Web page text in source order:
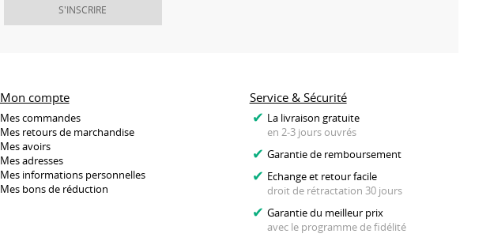
S'INSCRIRE
Service & Sécurité
La livraison gratuite
en 2-3 jours ouvrés
Garantie de remboursement
Echange et retour facile
droit de rétractation 30 jours
Garantie du meilleur prix
avec le programme de fidélité
Mon compte
Mes commandes
Mes retours de marchandise
Mes avoirs
Mes adresses
Mes informations personnelles
Mes bons de réduction